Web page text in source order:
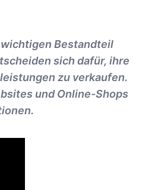
Bestandteil
sich dafür, ihre
zu verkaufen.
und Online-Shops